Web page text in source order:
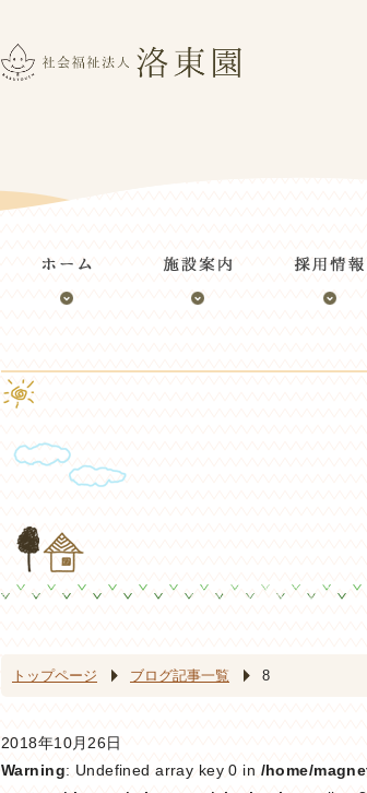
トップページ ブログ記事一覧 8
2018年10月26日
Warning: Undefined array key 0 in /home/